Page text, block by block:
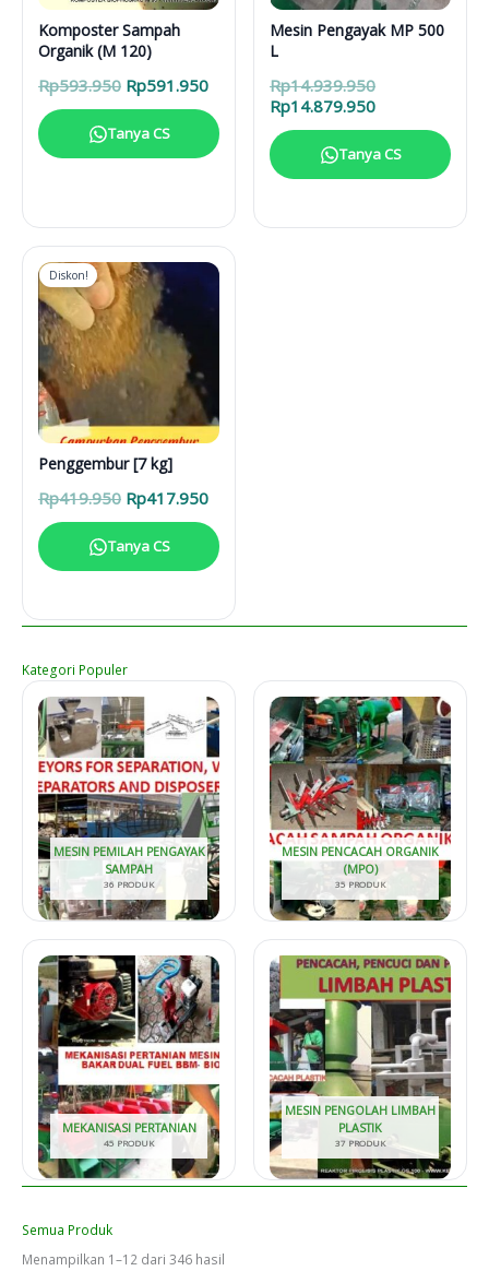
Komposter Sampah
Organik (M 120)
Rp593.950 Harga
aslinya
adalah:
Rp593.950.
Rp591.950Harga
ini
adalah:
Rp591.950.
Tanya CS
Mesin Pengayak MP 500
L
Rp14.939.950Harga
aslinya
adalah:
Rp14.939.950.
Rp14.879.950Harga
saat
ini
Tanya CS
Diskon!
Penggembur [7 kg]
Rp419.950 Harga
aslinya
adalah:
Rp419.950.
Rp417.950Harga
ini
adalah:
Tanya CS
Kategori Populer
MESIN PEMILAH PENGAYAK
SAMPAH
36 PRODUK
MESIN PENCACAH ORGANIK
(MPO)
35 PRODUK
MEKANISASI PERTANIAN
45 PRODUK
MESIN PENGOLAH LIMBAH
PLASTIK
37 PRODUK
Semua Produk
Menampilkan 1–12 dari 346 hasil